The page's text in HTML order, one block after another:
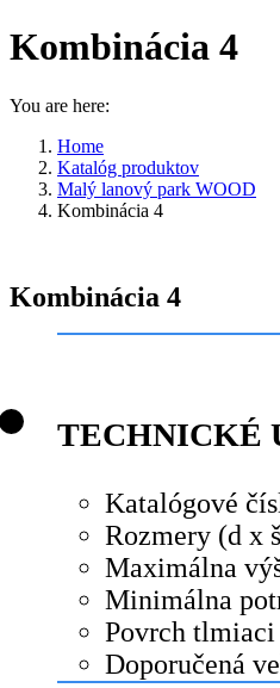
Kombinácia 4
You are here:
Home
Katalóg produktov
Malý lanový park WOOD
Kombinácia 4
Kombinácia 4
TECHNICKÉ
Katalógové
Rozmery (d x
Maximálna
Minimálna
Povrch tlmiaci
Doporučená